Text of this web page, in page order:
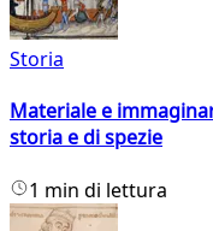
Storia
Materiale e
storia e di spezie
1 min di lettura